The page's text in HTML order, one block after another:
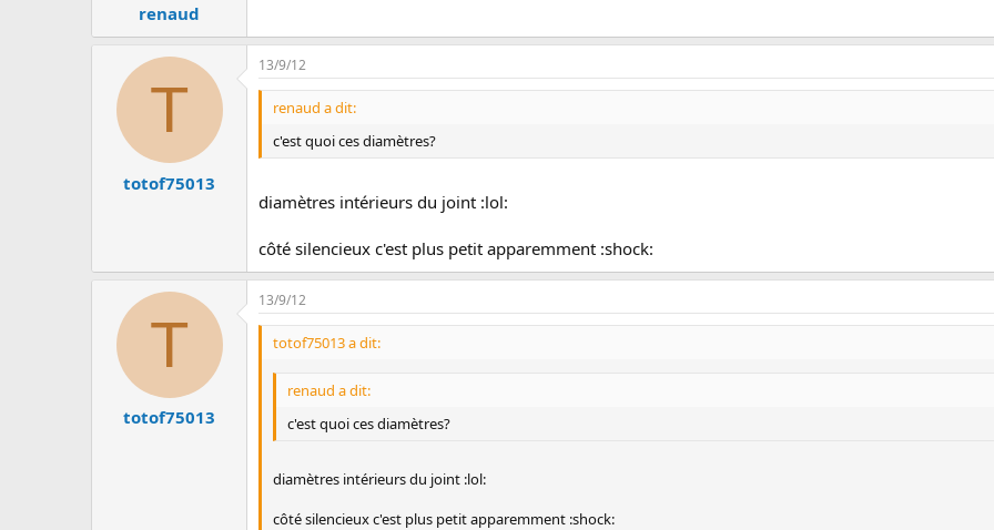
renaud
T
totof75013
13/9/12
renaud a dit:
c'est quoi ces diamètres?
diamètres intérieurs du joint :lol:
côté silencieux c'est plus petit apparemment :shock:
T
totof75013
13/9/12
totof75013 a dit:
renaud a dit:
c'est quoi ces diamètres?
diamètres intérieurs du joint :lol:
côté silencieux c'est plus petit apparemment :shock: